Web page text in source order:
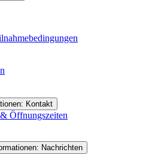
Kontakt
Öffnungszeiten
Nachrichten